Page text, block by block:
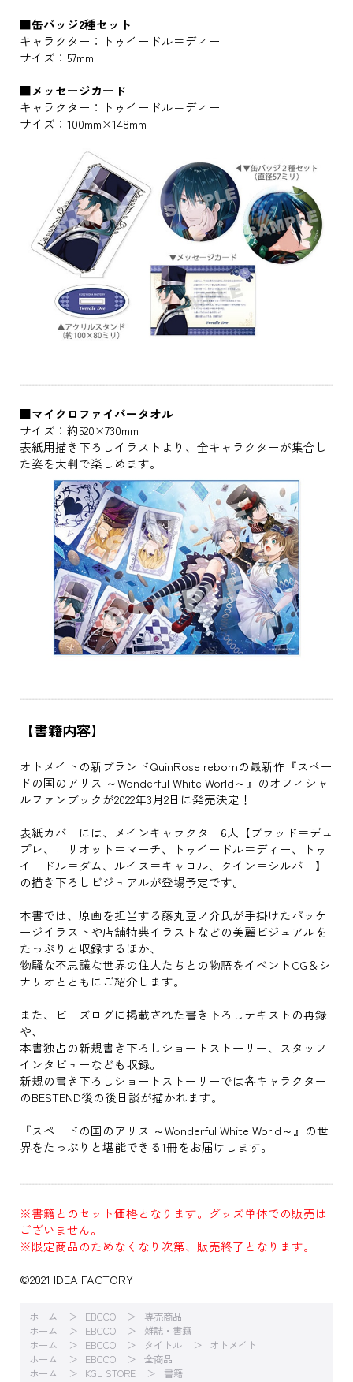
■缶バッジ2種セット
キャラクター：トゥイードル＝ディー
サイズ：57mm
■メッセージカード
キャラクター：トゥイードル＝ディー
サイズ：100mm×148mm
■マイクロファイバータオル
サイズ：約520×730mm
表紙用描き下ろしイラストより、全キャラクターが集合し
た姿を大判で楽しめます。
【書籍内容】
オトメイトの新ブランドQuinRose rebornの最新作『スペー
ドの国のアリス ～Wonderful White World～』のオフィシャ
ルファンブックが2022年3月2日に発売決定！
表紙カバーには、メインキャラクター6人【ブラッド＝デュ
プレ、エリオット＝マーチ、トゥイードル＝ディー、トゥ
イードル＝ダム、ルイス＝キャロル、クイン＝シルバー】
の描き下ろしビジュアルが登場予定です。
本書では、原画を担当する藤丸豆ノ介氏が手掛けたパッケ
ージイラストや店舗特典イラストなどの美麗ビジュアルを
たっぷりと収録するほか、
物騒な不思議な世界の住人たちとの物語をイベントCG＆シ
ナリオとともにご紹介します。
また、ビーズログに掲載された書き下ろしテキストの再録
や、
本書独占の新規書き下ろしショートストーリー、スタッフ
インタビューなども収録。
新規の書き下ろしショートストーリーでは各キャラクター
のBESTEND後の後日談が描かれます。
『スペードの国のアリス ～Wonderful White World～』の世
界をたっぷりと堪能できる1冊をお届けします。
※書籍とのセット価格となります。グッズ単体での販売は
ございません。
※限定商品のためなくなり次第、販売終了となります。
©2021 IDEA FACTORY
ホーム EBCCO
専売商品
ホーム
EBCCO
雑誌・書籍
ホーム
EBCCO タイトル
オトメイト
ホーム
EBCCO
全商品
ホーム
KGL STORE 書籍